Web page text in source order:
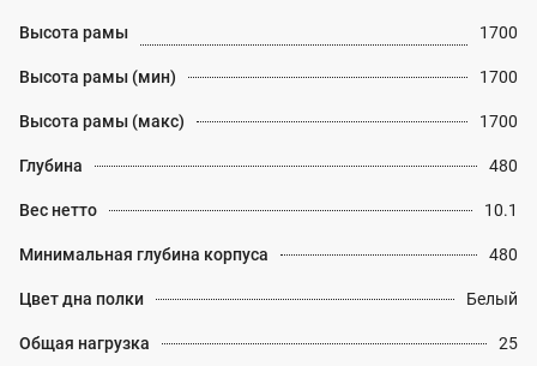
Высота рамы 1700
Высота рамы (мин) 1700
Высота рамы (макс) 1700
Глубина 480
Вес нетто 10.1
Минимальная глубина корпуса 480
Цвет дна полки Белый
Общая нагрузка 25